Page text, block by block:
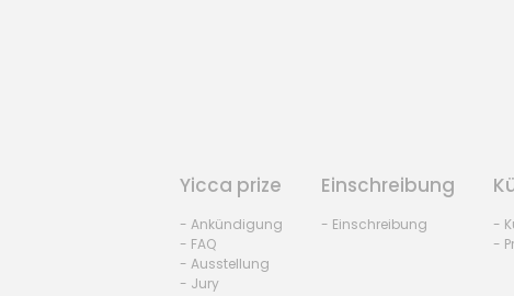
Yicca prize
- Ankündigung
- FAQ
- Ausstellung
- Jury
Einschreibung
- Einschreibung
-
-